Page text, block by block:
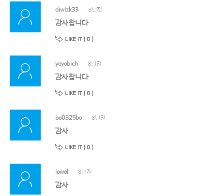
diwlzk33 8년전
감사합니다
LIKE IT ( 0 )
yoyobich 8년전
감사합니다
LIKE IT ( 0 )
bo0325bo 8년전
감사
LIKE IT ( 0 )
lowol 8년전
감사